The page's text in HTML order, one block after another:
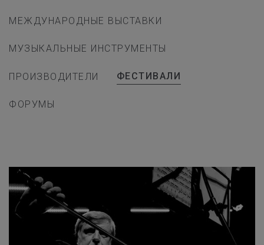
МЕЖДУНАРОДНЫЕ ВЫСТАВКИ
МУЗЫКАЛЬНЫЕ ИНСТРУМЕНТЫ
ПРОИЗВОДИТЕЛИ ФЕСТИВАЛИ
ФОРУМЫ